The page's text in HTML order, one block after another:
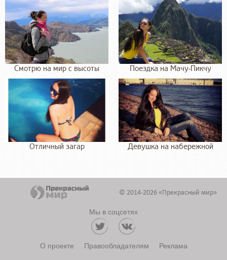
Смотрю на мир с высоты Поездка на Мачу-Пикчу
Отличный загар Девушка на набережной
© 2014-2026 «Прекрасный мир»
Мы в соцсетях
О проекте Правообладателям Реклама